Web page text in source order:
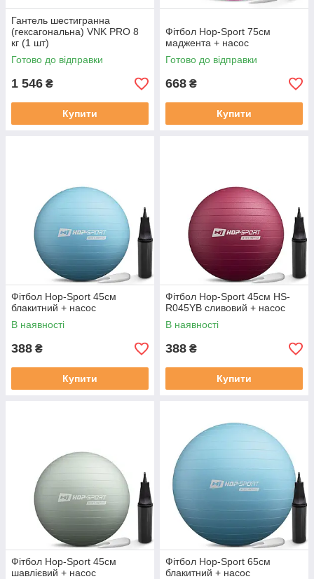
Гантель шестигранна
(гексагональна) VNK PRO 8
кг (1 шт)
Готово до відправки
1 546 ₴
Купити
Фітбол Hop-Sport 75см
маджента + насос
Готово до відправки
668 ₴
Купити
Фітбол Hop-Sport 45см
блакитний + насос
В наявності
388 ₴
Купити
Фітбол Hop-Sport 45см HS-
R045YB сливовий + насос
В наявності
388 ₴
Купити
Фітбол Hop-Sport 45см
шавлієвий + насос
Фітбол Hop-Sport 65см
блакитний + насос